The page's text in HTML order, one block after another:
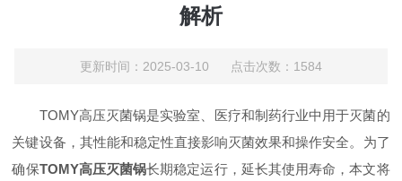
解析
更新时间：2025-03-10 点击次数：1584
TOMY高压灭菌锅是实验室、医疗和制药行业中用于灭菌的
关键设备，其性能和稳定性直接影响灭菌效果和操作安全。为了
确保TOMY高压灭菌锅长期稳定运行，延长其使用寿命，本文将